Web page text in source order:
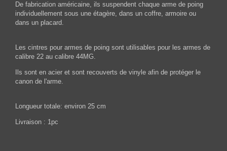
De fabrication américaine, ils suspendent chaque arme de poing
individuellement sous une étagère, dans un coffre, armoire ou
dans un placard.
Les cintres pour armes de poing sont utilisables pour les armes de
calibre 22 au calibre 44MG.
Ils sont en acier et sont recouverts de vinyle afin de protéger le
canon de l'arme.
Longueur totale: environ 25 cm
Livraison : 1pc